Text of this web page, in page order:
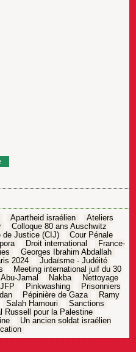
Apartheid israélien
Ateliers
Colloque 80 ans Auschwitz
de Justice (CIJ)
Cour Pénale
Droit international
France-
Georges Ibrahim Abdallah
2024
Judaïsme - Judéité
Meeting international juif du 30
Jamal Nakba
Nettoyage
Pinkwashing
Prisonniers
Pépinière de Gaza
Ramy
Salah Hamouri
Sanctions
Russell pour la Palestine
Un ancien soldat israélien